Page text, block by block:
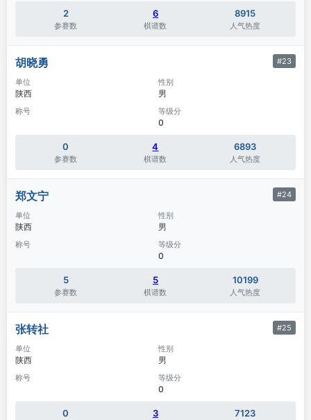
2
参赛数
6
棋谱数
8915
人气热度
胡晓勇 #23
单位
陕西
性别
男
称号 等级分
0
0
参赛数
4
棋谱数
6893
人气热度
郑文宁 #24
单位
陕西
性别
男
称号 等级分
0
5
参赛数
5
棋谱数
10199
人气热度
张转社 #25
单位
陕西
性别
男
称号 等级分
0
0 3 7123